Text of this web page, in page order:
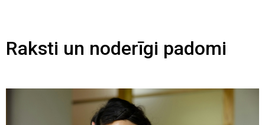
Raksti un noderīgi padomi